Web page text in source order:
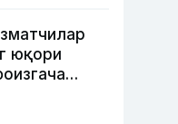
юқори
тутувчи